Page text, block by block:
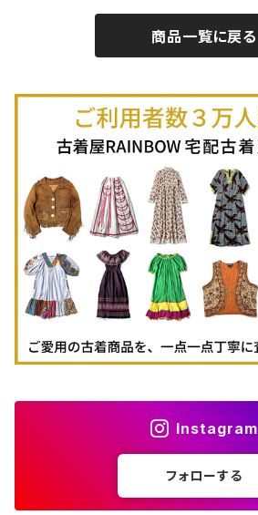
古着ポロシャツ
古着長袖ポロシャツ
古着スウェット
古着パーカー
古着タンクトップ
古着羽織り
古着ミニ丈スカート (丈56-75cm)
Autumn / Winter
商品一覧に戻る
Instagram
フォローする